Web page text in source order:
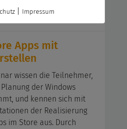
unter Windows
in Ihrem Unternehmen ab.
Apps mit
wissen die Teilnehmer,
der Windows
und kennen sich mit
der Realisierung
im Store aus. Durch
| Impressum